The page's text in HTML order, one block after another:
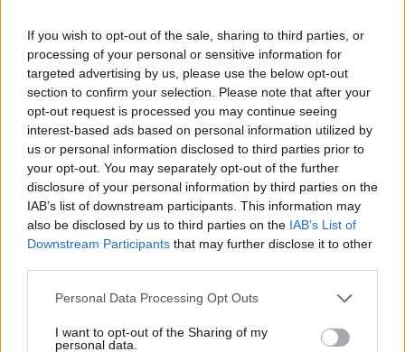
If you wish to opt-out of the sale, sharing to third parties, or
processing of your personal or sensitive information for
targeted advertising by us, please use the below opt-out
section to confirm your selection. Please note that after your
opt-out request is processed you may continue seeing
interest-based ads based on personal information utilized by
us or personal information disclosed to third parties prior to
your opt-out. You may separately opt-out of the further
disclosure of your personal information by third parties on the
IAB’s list of downstream participants. This information may
also be disclosed by us to third parties on the IAB’s List of
Downstream Participants that may further disclose it to other
Please note that this website/app uses one or more Google
not limited to your visit or usage behaviour. You may click to
Personal Data Processing Opt Outs
I want to opt-out of the Sharing of my
personal data.
FDToth
8 éve
Jo ok a magyar kormanynak h megint
szembeszalljon es orszaggal.
1. Akinek nem inge...
2. A nagykovetnek igaza van, de ezt igy nem
mondhatna ki
3. A fidesznek szarnia kene erre, de legalabb ez a
tema is hatterbe szorit most olyanokat, ami fontos...
déjá vu39
@nick papagiorgo: